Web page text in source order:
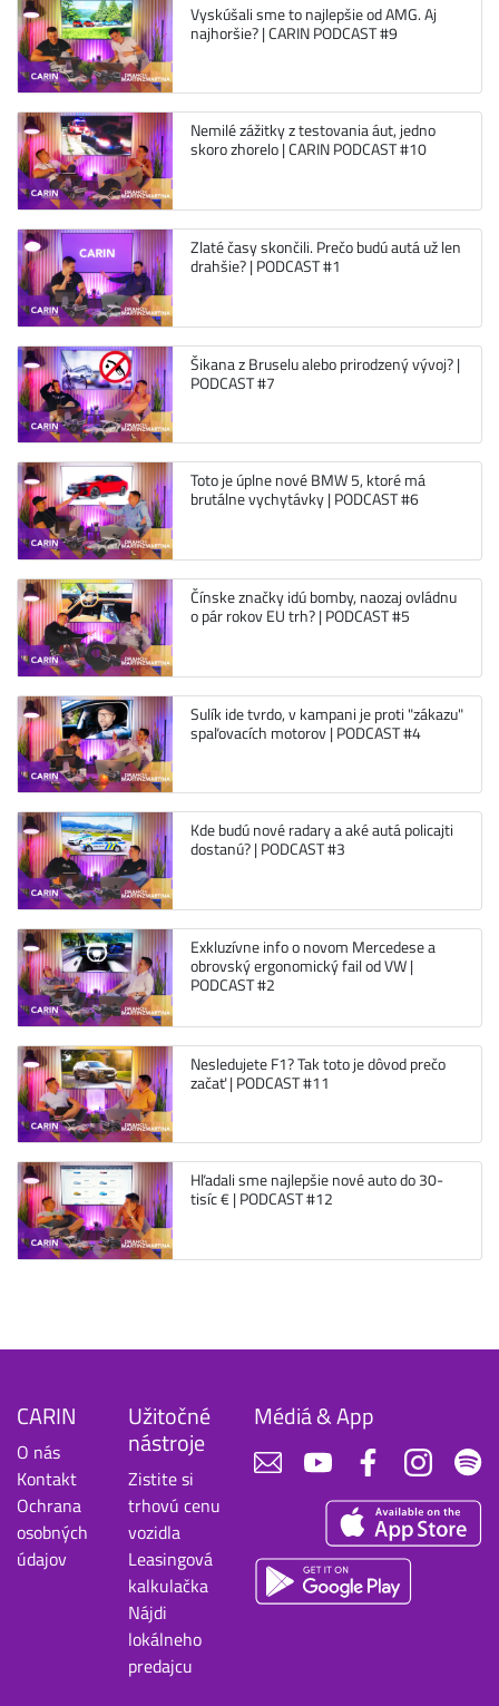
Vyskúšali sme to najlepšie od AMG. Aj
najhoršie? | CARIN PODCAST #9
Nemilé zážitky z testovania áut, jedno
skoro zhorelo | CARIN PODCAST #10
Zlaté časy skončili. Prečo budú autá už len
drahšie? | PODCAST #1
Šikana z Bruselu alebo prirodzený vývoj? |
PODCAST #7
Toto je úplne nové BMW 5, ktoré má
brutálne vychytávky | PODCAST #6
Čínske značky idú bomby, naozaj ovládnu
o pár rokov EU trh? | PODCAST #5
Sulík ide tvrdo, v kampani je proti "zákazu"
spaľovacích motorov | PODCAST #4
Kde budú nové radary a aké autá policajti
dostanú? | PODCAST #3
Exkluzívne info o novom Mercedese a
obrovský ergonomický fail od VW |
PODCAST #2
Nesledujete F1? Tak toto je dôvod prečo
začať | PODCAST #11
Hľadali sme najlepšie nové auto do 30-
tisíc € | PODCAST #12
CARIN
O nás
Kontakt
Ochrana
osobných
údajov
Užitočné
nástroje
Zistite si
trhovú cenu
vozidla
Leasingová
kalkulačka
Nájdi
lokálneho
predajcu
Médiá & App